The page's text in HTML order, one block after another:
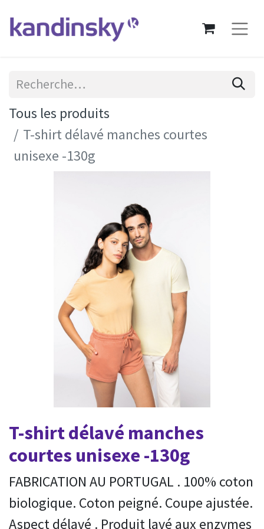
Tous les produits
T-shirt délavé manches courtes
unisexe -130g
T-shirt délavé manches
courtes unisexe -130g
FABRICATION AU PORTUGAL . 100% coton
biologique. Coton peigné. Coupe ajustée.
Aspect délavé . Produit lavé aux enzymes